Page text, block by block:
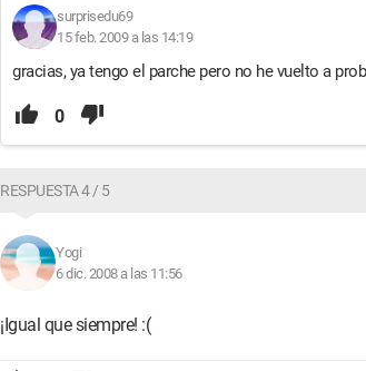
surprisedu69
15 feb. 2009 a las 14:19
gracias, ya tengo el parche pero no he vuelto a
0
RESPUESTA 4 / 5
Yogi
6 dic. 2008 a las 11:56
¡Igual que siempre! :(